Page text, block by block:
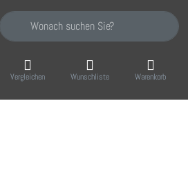
Geben Sie einen Suchbegriff ein. Während
Vergleichen Wunschliste Warenkorb